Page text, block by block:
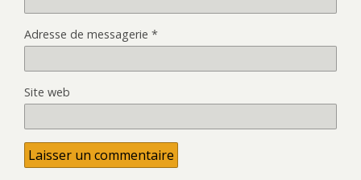
Adresse de messagerie *
Site web